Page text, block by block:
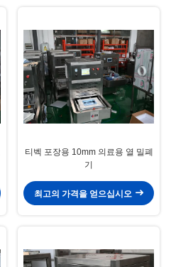
티벡 포장용 10mm 의료용 열 밀폐
기
최고의 가격을 얻으십시오